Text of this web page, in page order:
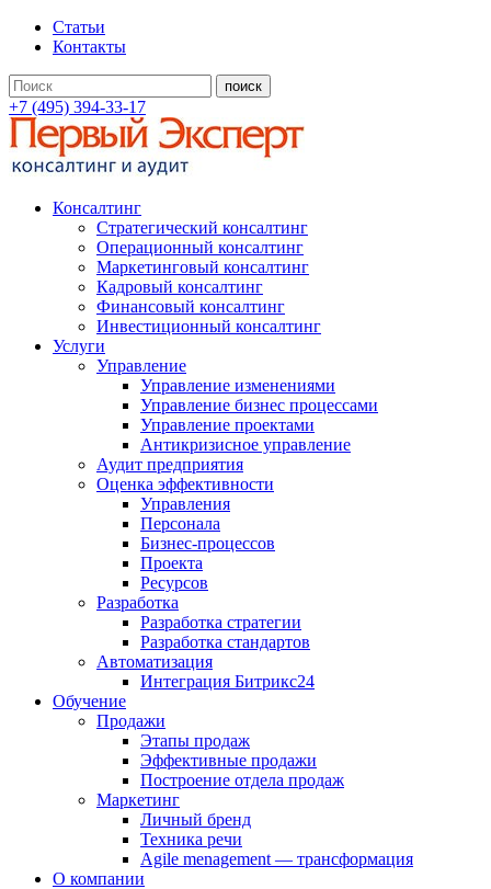
Статьи
Контакты
+7 (495) 394-33-17
Консалтинг
Стратегический консалтинг
Операционный консалтинг
Маркетинговый консалтинг
Кадровый консалтинг
Финансовый консалтинг
Инвестиционный консалтинг
Услуги
Управление
Управление изменениями
Управление бизнес процессами
Управление проектами
Антикризисное управление
Аудит предприятия
Оценка эффективности
Управления
Персонала
Бизнес-процессов
Проекта
Ресурсов
Разработка
Разработка стратегии
Разработка стандартов
Автоматизация
Интеграция Битрикс24
Обучение
Продажи
Этапы продаж
Эффективные продажи
Построение отдела продаж
Маркетинг
Личный бренд
Техника речи
Agile menagement — трансформация
О компании